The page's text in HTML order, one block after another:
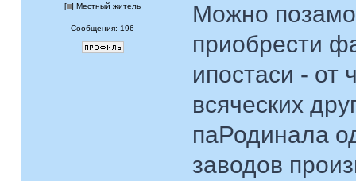
[ ] Местный житель
Сообщения: 196
Можно
приобрести
ипостаси - от
всяческих
паРодинала
заводов